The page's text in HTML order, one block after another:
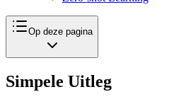
Op deze pagina
Simpele Uitleg